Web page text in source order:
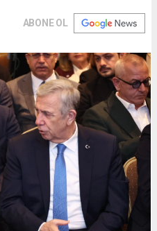
ABONE OL